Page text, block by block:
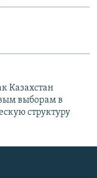
Казахстан
выборам в
структуру